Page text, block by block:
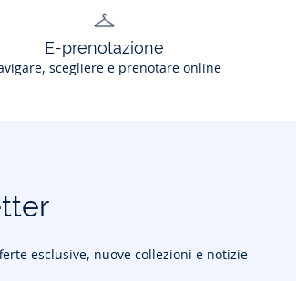
E-prenotazione
scegliere e prenotare online
esclusive, nuove collezioni e notizie